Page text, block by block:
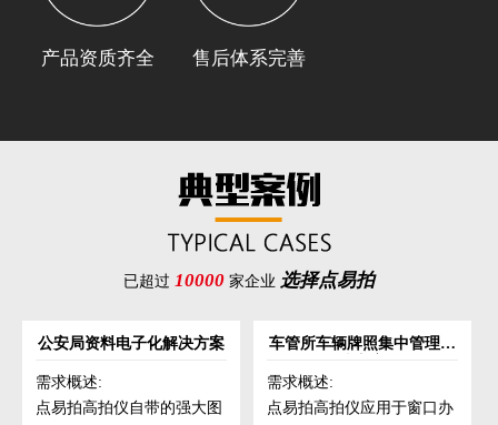
产品资质齐全 售后体系完善
已超过 10000 家企业 选择点易拍
公安局资料电子化解决方案
需求概述:
点易拍高拍仪自带的强大图
车管所车辆牌照集中管理解
需求概述:
点易拍高拍仪应用于窗口办